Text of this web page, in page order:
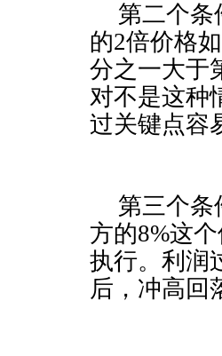
第二个条
的2倍价格
分之一大于
对不是这种
过关键点容
第三个条
方的8%这
执行。利润
后，冲高回